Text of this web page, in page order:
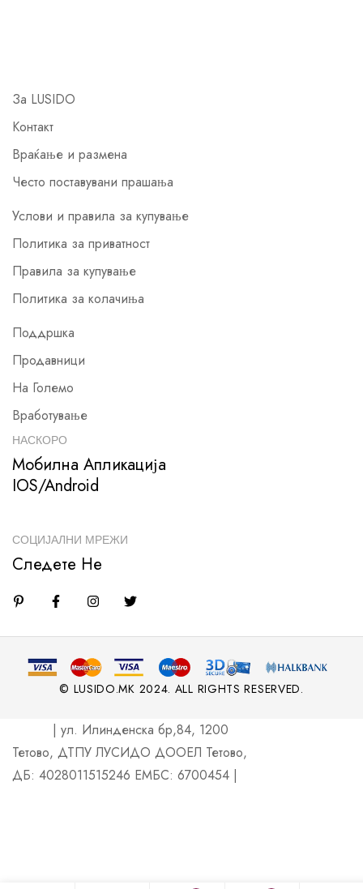
За LUSIDO
Контакт
Враќање и размена
Често поставувани прашања
Услови и правила за купување
Политика за приватност
Правила за купување
Политика за колачиња
Поддршка
Продавници
На Големо
Вработување
НАСКОРО
Мобилна Апликација
IOS/Android
СОЦИЈАЛНИ МРЕЖИ
Следете Не
© LUSIDO.MK 2024. ALL RIGHTS RESERVED.
| ул. Илинденска бр,84, 1200
Тетово, ДТПУ ЛУСИДО ДООЕЛ Тетово,
ДБ: 4028011515246 ЕМБС: 6700454 |